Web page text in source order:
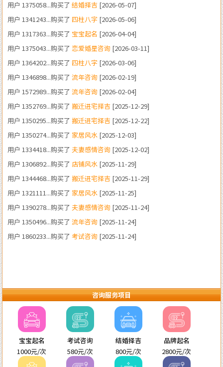
用户 1317363...购买了 宝宝起名 [2026-04-04]
用户 1375043...购买了 恋爱婚星咨询[2026-03-11]
用户 1364202...购买了 四柱八字 [2026-03-06]
用户 1346898...购买了 流年咨询[2026-02-19]
用户 1572989...购买了 流年咨询 [2026-02-04]
用户 1352769...购买了 搬迁进宅择吉[2025-12-29]
用户 1350295...购买了 搬迁进宅择吉[2025-12-22]
用户 1350274...购买了 家居风水[2025-12-03]
用户 1334418...购买了 夫妻感情咨询 [2025-12-02]
用户 1306892...购买了 店铺风水 [2025-11-29]
用户 1344468...购买了 搬迁进宅择吉 [2025-11-29]
用户 1321111...购买了 家居风水 [2025-11-25]
用户 1390278...购买了 夫妻感情咨询 [2025-11-24]
用户 1350496...购买了 流年咨询 [2025-11-24]
用户 1860233...购买了 考试咨询[2025-11-24]
咨询服务项目
宝宝起名
1000元/次
考试咨询
580元/次
结婚择吉
800元/次
品牌起名
2800元/次